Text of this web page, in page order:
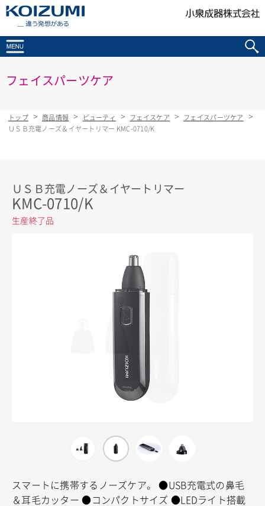
フェイスパーツケア
トップ 商品情報 ビューティ フェイスケア
フェイスパーツケア
ＵＳＢ充電ノーズ＆イヤートリマー KMC-0710/K
ＵＳＢ充電ノーズ＆イヤートリマー
KMC-0710/K
生産終了品
スマートに携帯するノーズケア。
●USB充電式の鼻毛
＆耳毛カッター ●コンパクトサイズ ●LEDライト搭載